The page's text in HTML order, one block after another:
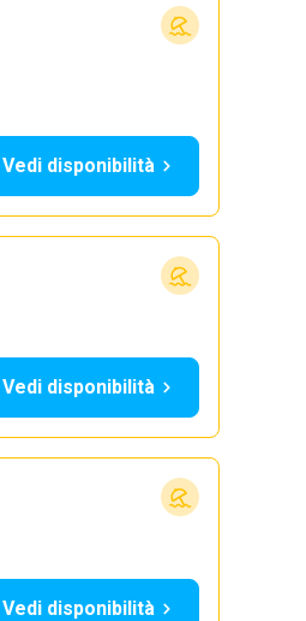
Vedi disponibilità
Vedi disponibilità
Vedi disponibilità